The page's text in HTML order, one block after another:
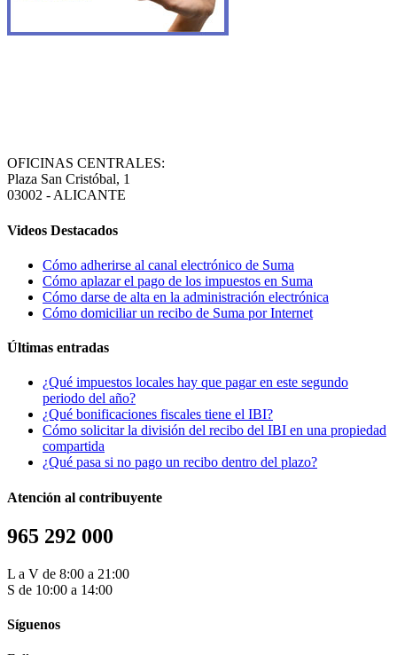
OFICINAS CENTRALES:
Plaza San Cristóbal, 1
03002 - ALICANTE
Videos Destacados
Cómo adherirse al canal electrónico de Suma
Cómo aplazar el pago de los impuestos en Suma
Cómo darse de alta en la administración electrónica
Cómo domiciliar un recibo de Suma por Internet
Últimas entradas
¿Qué impuestos locales hay que pagar en este segundo
periodo del año?
¿Qué bonificaciones fiscales tiene el IBI?
Cómo solicitar la división del recibo del IBI en una propiedad
compartida
¿Qué pasa si no pago un recibo dentro del plazo?
Atención al contribuyente
965 292 000
L a V de 8:00 a 21:00
S de 10:00 a 14:00
Síguenos